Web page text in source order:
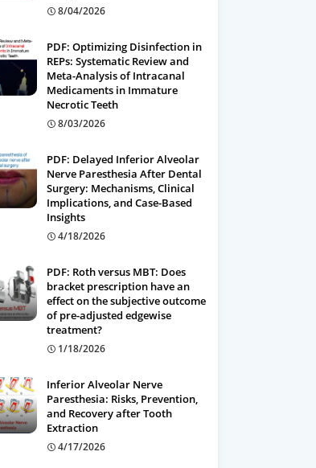
8/04/2026
PDF: Optimizing Disinfection in
REPs: Systematic Review and
Meta-Analysis of Intracanal
Medicaments in Immature
Necrotic Teeth
8/03/2026
PDF: Delayed Inferior Alveolar
Nerve Paresthesia After Dental
Surgery: Mechanisms, Clinical
Implications, and Case-Based
Insights
4/18/2026
PDF: Roth versus MBT: Does
bracket prescription have an
effect on the subjective outcome
of pre-adjusted edgewise
treatment?
1/18/2026
Inferior Alveolar Nerve
Paresthesia: Risks, Prevention,
and Recovery after Tooth
Extraction
4/17/2026